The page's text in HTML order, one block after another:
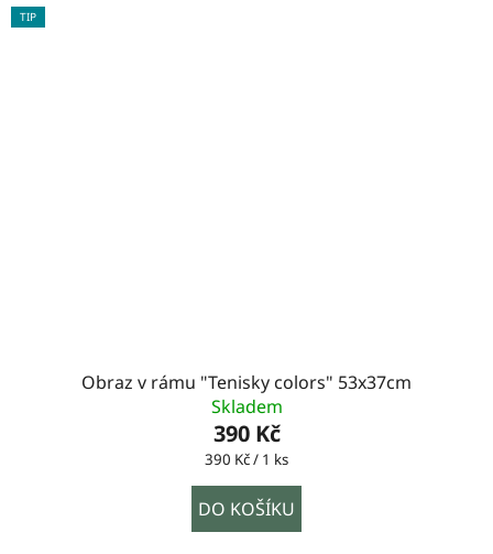
TIP
Obraz v rámu "Tenisky colors" 53x37cm
Skladem
390 Kč
Měrná
390 Kč / 1 ks
DO KOŠÍKU